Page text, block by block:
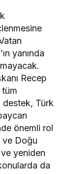
yanında
Recep
destek, Türk
önemli rol
ve Doğu
yeniden
da